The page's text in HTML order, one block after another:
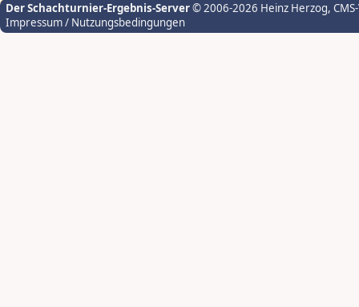
Der Schachturnier-Ergebnis-Server© 2006-2026 Heinz Herzog,
Impressum / Nutzungsbedingungen